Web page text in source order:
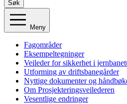
Søk
Meny
Fagområder
Eksempeltegninger
Veileder for sikkerhet i
Utforming av driftsbanegårder
Nyttige dokumenter og
Om Prosjekteringsveilederen
Vesentlige endringer